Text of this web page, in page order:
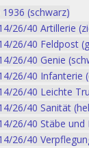
(schwarz)
26/40 Artillerie
26/40 Feldpost
26/40 Genie
26/40 Infanterie
26/40 Leichte
26/40 Sanität
26/40 Stäbe und
26/40
Kategorie: